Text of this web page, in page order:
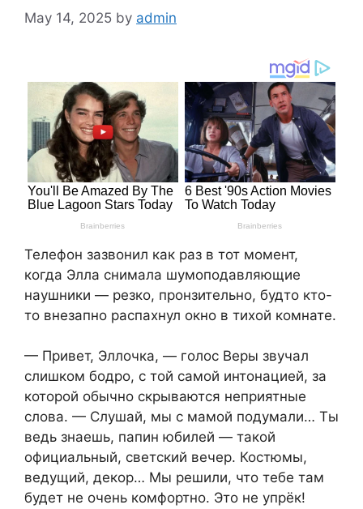
May 14, 2025 by admin
Телефон зазвонил как раз в тот момент,
когда Элла снимала шумоподавляющие
наушники — резко, пронзительно, будто кто-
то внезапно распахнул окно в тихой комнате.
— Привет, Эллочка, — голос Веры звучал
слишком бодро, с той самой интонацией, за
которой обычно скрываются неприятные
слова. — Слушай, мы с мамой подумали… Ты
ведь знаешь, папин юбилей — такой
официальный, светский вечер. Костюмы,
ведущий, декор… Мы решили, что тебе там
будет не очень комфортно. Это не упрёк!